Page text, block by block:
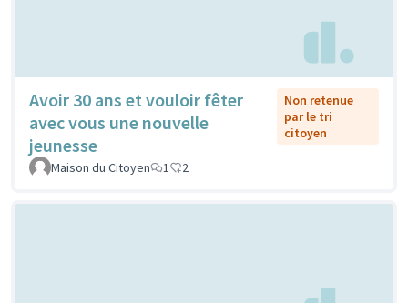
Avoir 30 ans et vouloir fêter
avec vous une nouvelle
jeunesse
Non retenue
par le tri
citoyen
Maison du Citoyen 1 2